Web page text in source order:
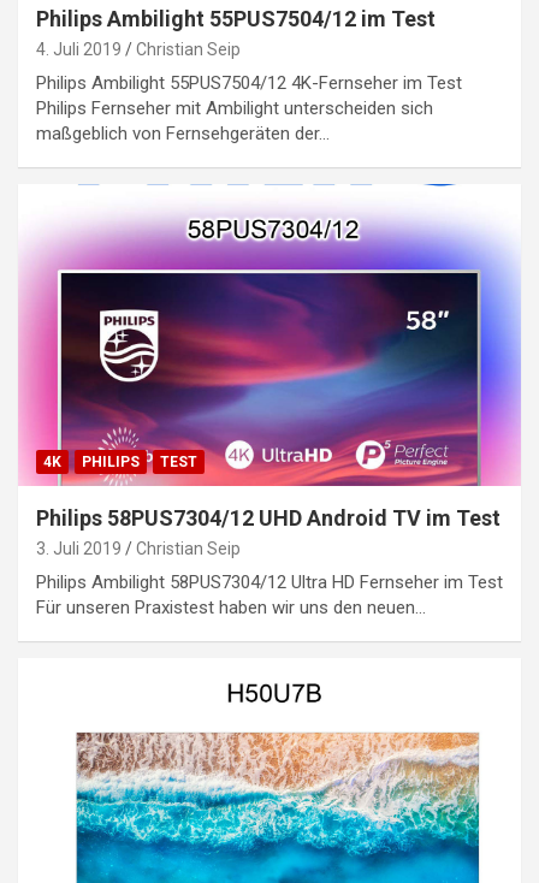
Philips Ambilight 55PUS7504/12 im Test
4. Juli 2019 Christian Seip
Philips Ambilight 55PUS7504/12 4K-Fernseher im Test
Philips Fernseher mit Ambilight unterscheiden sich
maßgeblich von Fernsehgeräten der…
4K PHILIPS TEST
Philips 58PUS7304/12 UHD Android TV im Test
3. Juli 2019 Christian Seip
Philips Ambilight 58PUS7304/12 Ultra HD Fernseher im Test
Für unseren Praxistest haben wir uns den neuen…